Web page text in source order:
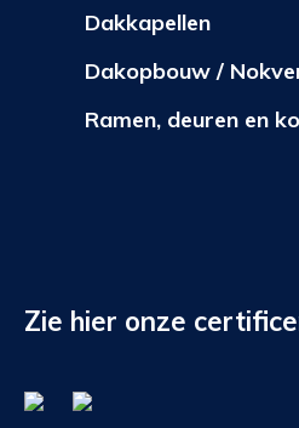
Zie hier onze
Dakkapellen
Dakopbouw /
Ramen, deuren en